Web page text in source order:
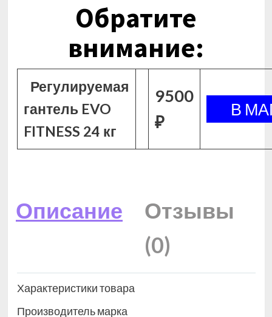
Обратите
внимание:
Регулируемая
гантель EVO
FITNESS 24 кг
9500
₽
Описание
Отзывы
(0)
Характеристики товара
Производитель марка